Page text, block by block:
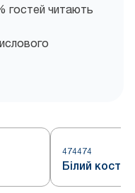
гостей читають
474474
Білий